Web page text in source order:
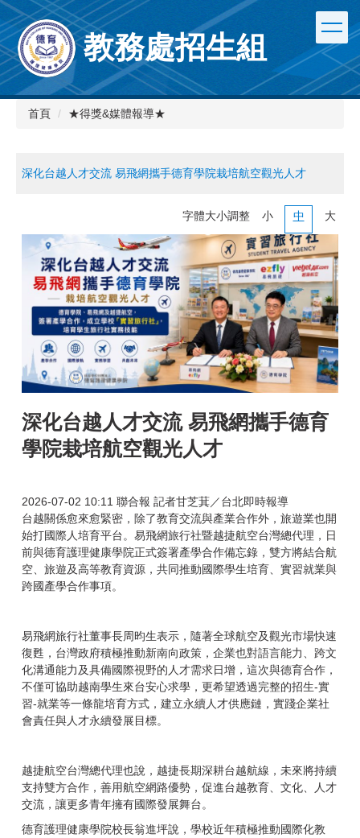
跳
到
主
要
內
容
教務處招生組
首頁 ★得獎&媒體報導★
深化台越人才交流 易飛網攜手德育學院栽培航空觀光人才
字體大小調整 小 中 大
深化台越人才交流 易飛網攜手德育
學院栽培航空觀光人才
2026-07-02 10:11 聯合報 記者甘芝萁／台北即時報導
台越關係愈來愈緊密，除了教育交流與產業合作外，旅遊業也開
始打國際人培育平台。易飛網旅行社暨越捷航空台灣總代理，日
前與德育護理健康學院正式簽署產學合作備忘錄，雙方將結合航
空、旅遊及高等教育資源，共同推動國際學生培育、實習就業與
跨國產學合作事項。
易飛網旅行社董事長周昀生表示，隨著全球航空及觀光市場快速
復甦，台灣政府積極推動新南向政策，企業也對語言能力、跨文
化溝通能力及具備國際視野的人才需求日增，這次與德育合作，
不僅可協助越南學生來台安心求學，更希望透過完整的招生-實
習-就業等一條龍培育方式，建立永續人才供應鏈，實踐企業社
會責任與人才永續發展目標。
越捷航空台灣總代理也說，越捷長期深耕台越航線，未來將持續
支持雙方合作，善用航空網路優勢，促進台越教育、文化、人才
交流，讓更多青年擁有國際發展舞台。
德育護理健康學院校長翁進坪說，學校近年積極推動國際化教